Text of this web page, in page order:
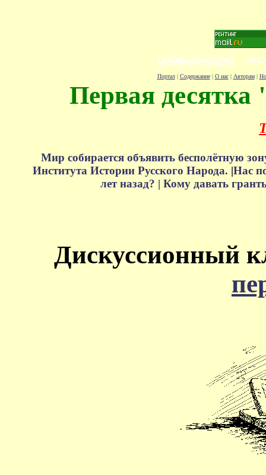
Портал| Содержание| О нас| Авторам|
Первая десятка
Мир собирается объявить бесполётную
Института Истории Русского Народа. |Нас
лет назад? | Кому давать
Дискуссионный